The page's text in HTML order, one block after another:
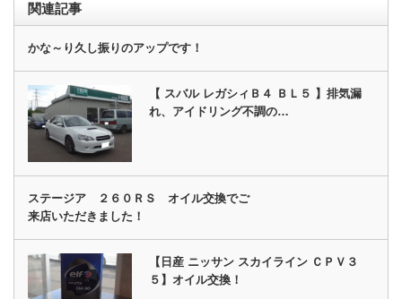
関連記事
かな～り久し振りのアップです！
【 スバル レガシィＢ４ ＢＬ５ 】排気漏
れ、アイドリング不調の…
ステージア ２６０ＲＳ オイル交換でご
来店いただきました！
【日産 ニッサン スカイライン ＣＰＶ３
５】オイル交換！